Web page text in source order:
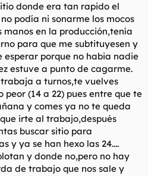
donde era tan rapido el
podía ni sonarme los mocos
en la producción,tenía
para que me subtituyesen y
esperar porque no habia nadie
estuve a punto de cagarme.
a turnos,te vuelves
(14 a 22) pues entre que te
y comes ya no te queda
irte al trabajo,después
buscar sitio para
y ya se han hexo las 24....
y donde no,pero no hay
de trabajo que nos sale y